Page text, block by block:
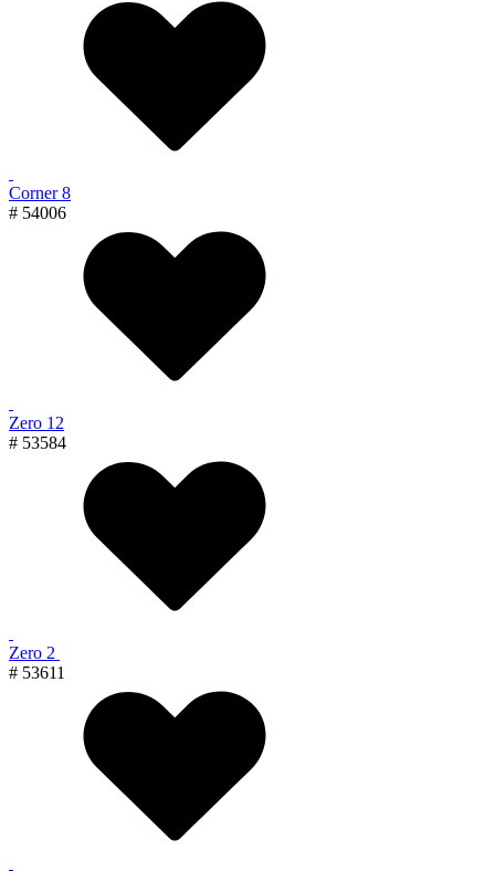
Corner 8
# 54006
Zero 12
# 53584
Zero 2
# 53611